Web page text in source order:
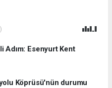
Adım: Esenyurt Kent
Köprüsü'nün durumu